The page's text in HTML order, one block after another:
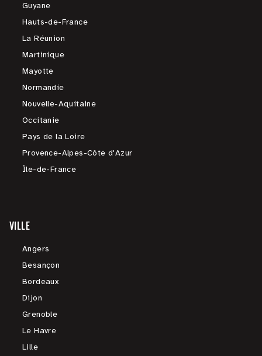
Guyane
Hauts-de-France
La Réunion
Martinique
Mayotte
Normandie
Nouvelle-Aquitaine
Occitanie
Pays de la Loire
Provence-Alpes-Côte d'Azur
Île-de-France
VILLE
Angers
Besançon
Bordeaux
Dijon
Grenoble
Le Havre
Lille